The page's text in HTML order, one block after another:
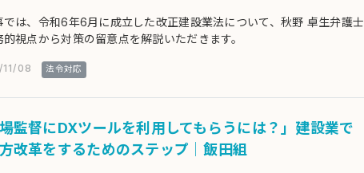
では、令和6年6月に成立した改正建設業法について、秋野 卓生弁護士
的視点から対策の留意点を解説いただきます。
08 法令対応
場監督にDXツールを利用してもらうには？」建設業で
改革をするためのステップ│飯田組